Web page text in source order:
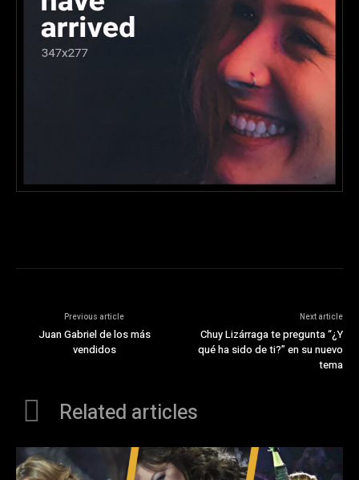
Previous article
Juan Gabriel de los más
vendidos
Next article
Chuy Lizárraga te pregunta “¿Y
qué ha sido de ti?” en su nuevo
tema
Related articles